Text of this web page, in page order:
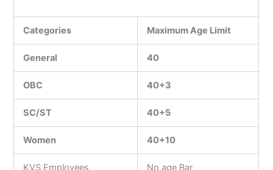
Categories Maximum Age Limit
General 40
OBC 40+3
SC/ST 40+5
Women 40+10
KVS Employees No age Bar